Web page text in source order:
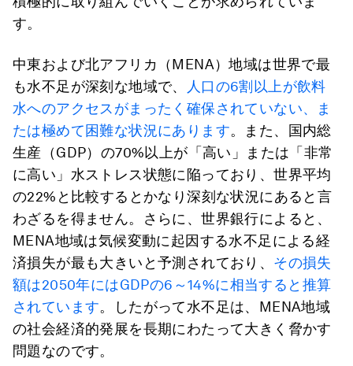
す。
中東および北アフリカ（MENA）地域は世界で最
も水不足が深刻な地域で、
人口の6割以上が飲料
水へのアクセスがまったく確保されていない、ま
たは極めて困難な状況にあります。また、国内総
生産（GDP）の70%以上が「高い」または「非常
に高い」水ストレス状態に陥っており、世界平均
の22%と比較するとかなり深刻な状況にあると言
わざるを得ません。さらに、世界銀行によると、
MENA地域は気候変動に起因する水不足による経
済損失が最も大きいと予測されており、 その損失
額は2050年にはGDPの6～14%に相当すると推算
されています。したがって水不足は、MENA地域
の社会経済的発展を長期にわたって大きく脅かす
問題なのです。